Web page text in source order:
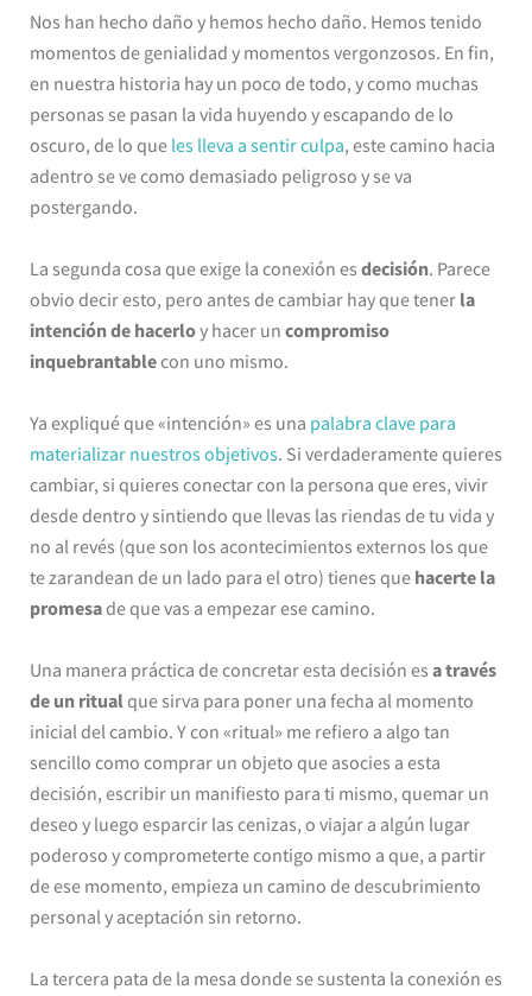
Nos han hecho daño y hemos hecho daño. Hemos tenido
momentos de genialidad y momentos vergonzosos. En fin,
en nuestra historia hay un poco de todo, y como muchas
personas se pasan la vida huyendo y escapando de lo
oscuro, de lo que les lleva a sentir culpa, este camino hacia
adentro se ve como demasiado peligroso y se va
postergando.
La segunda cosa que exige la conexión es decisión. Parece
obvio decir esto, pero antes de cambiar hay que tener la
intención de hacerloy hacer un compromiso
inquebrantablecon uno mismo.
Ya expliqué que «intención» es una palabra clave para
materializar nuestros objetivos. Si verdaderamente quieres
cambiar, si quieres conectar con la persona que eres, vivir
desde dentro y sintiendo que llevas las riendas de tu vida y
no al revés (que son los acontecimientos externos los que
te zarandean de un lado para el otro) tienes que hacerte la
promesade que vas a empezar ese camino.
Una manera práctica de concretar esta decisión es a través
de un ritualque sirva para poner una fecha al momento
inicial del cambio. Y con «ritual» me refiero a algo tan
sencillo como comprar un objeto que asocies a esta
decisión, escribir un manifiesto para ti mismo, quemar un
deseo y luego esparcir las cenizas, o viajar a algún lugar
poderoso y comprometerte contigo mismo a que, a partir
de ese momento, empieza un camino de descubrimiento
personal y aceptación sin retorno.
La tercera pata de la mesa donde se sustenta la conexión es